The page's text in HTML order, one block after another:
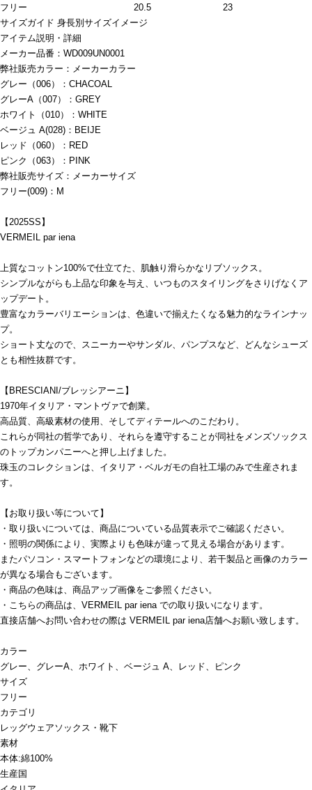
フリー
20.5
23
サイズガイド 身長別サイズイメージ
アイテム説明・詳細
メーカー品番：WD009UN0001
弊社販売カラー：メーカーカラー
グレー（006）：CHACOAL
グレーA（007）：GREY
ホワイト（010）：WHITE
ベージュ A(028)：BEIJE
レッド（060）：RED
ピンク（063）：PINK
弊社販売サイズ：メーカーサイズ
フリー(009)：M
【2025SS】
VERMEIL par iena
上質なコットン100%で仕立てた、肌触り滑らかなリブソックス。
シンプルながらも上品な印象を与え、いつものスタイリングをさりげなくア
ップデート。
豊富なカラーバリエーションは、色違いで揃えたくなる魅力的なラインナッ
プ。
ショート丈なので、スニーカーやサンダル、パンプスなど、どんなシューズ
とも相性抜群です。
【BRESCIANI/ブレッシアーニ】
1970年イタリア・マントヴァで創業。
高品質、高級素材の使用、そしてディテールへのこだわり。
これらが同社の哲学であり、それらを遵守することが同社をメンズソックス
のトップカンパニーへと押し上げました。
珠玉のコレクションは、イタリア・ベルガモの自社工場のみで生産されま
す。
【お取り扱い等について】
・取り扱いについては、商品についている品質表示でご確認ください。
・照明の関係により、実際よりも色味が違って見える場合があります。
またパソコン・スマートフォンなどの環境により、若干製品と画像のカラー
が異なる場合もございます。
・商品の色味は、商品アップ画像をご参照ください。
・こちらの商品は、VERMEIL par iena での取り扱いになります。
直接店舗へお問い合わせの際は VERMEIL par iena店舗へお願い致します。
カラー
グレー、グレーA、ホワイト、ベージュ A、レッド、ピンク
サイズ
フリー
カテゴリ
レッグウェア ソックス・靴下
素材
本体:綿100%
生産国